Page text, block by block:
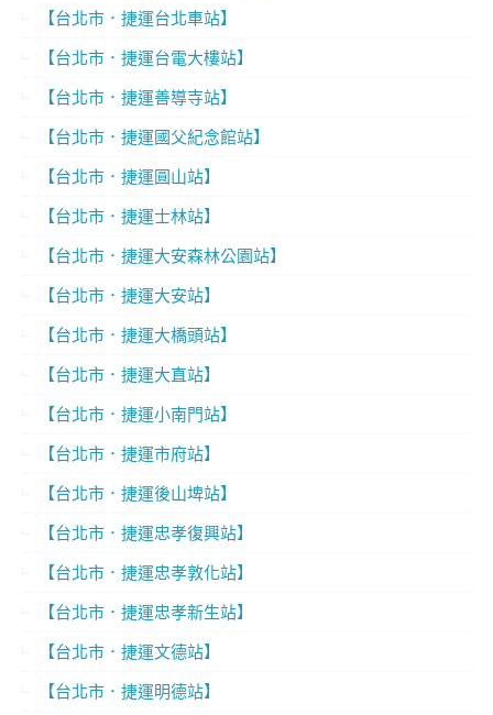
【台北市．捷運台北車站】
【台北市．捷運台電大樓站】
【台北市．捷運善導寺站】
【台北市．捷運國父紀念館站】
【台北市．捷運圓山站】
【台北市．捷運士林站】
【台北市．捷運大安森林公園站】
【台北市．捷運大安站】
【台北市．捷運大橋頭站】
【台北市．捷運大直站】
【台北市．捷運小南門站】
【台北市．捷運市府站】
【台北市．捷運後山埤站】
【台北市．捷運忠孝復興站】
【台北市．捷運忠孝敦化站】
【台北市．捷運忠孝新生站】
【台北市．捷運文德站】
【台北市．捷運明德站】